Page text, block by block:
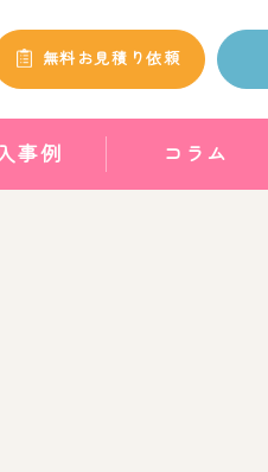
無料お見積り依頼
事例 コラム